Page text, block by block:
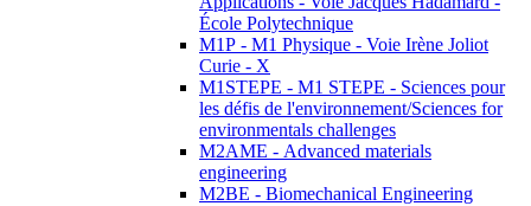
École Polytechnique
M1P - M1 Physique - Voie Irène Joliot
Curie - X
M1STEPE - M1 STEPE - Sciences pour
les défis de l'environnement/Sciences for
environmentals challenges
M2AME - Advanced materials
engineering
M2BE - Biomechanical Engineering